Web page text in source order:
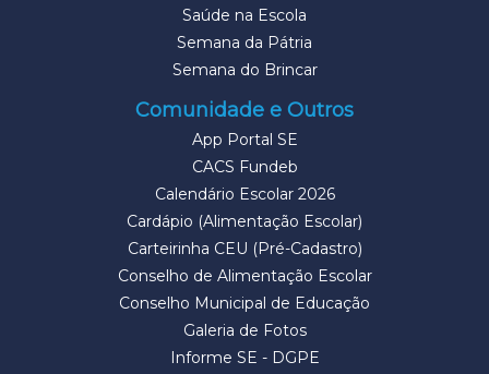
Saúde na Escola
Semana da Pátria
Semana do Brincar
Comunidade e Outros
App Portal SE
CACS Fundeb
Calendário Escolar 2026
Cardápio (Alimentação Escolar)
Carteirinha CEU (Pré-Cadastro)
Conselho de Alimentação Escolar
Conselho Municipal de Educação
Galeria de Fotos
Informe SE - DGPE